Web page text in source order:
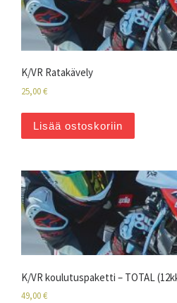
K/VR Ratakävely
25,00€
Lisää ostoskoriin
K/VR koulutuspaketti – TOTAL
49,00€